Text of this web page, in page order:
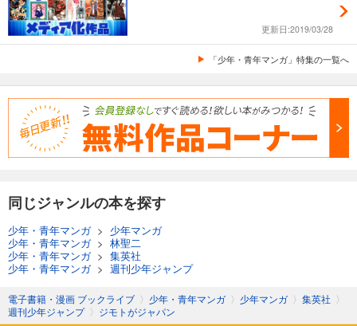
更新日:2019/03/28
「少年・青年マンガ」特集の一覧へ
同じジャンルの本を探す
少年・青年マンガ> 少年マンガ
少年・青年マンガ> 林聖二
少年・青年マンガ> 集英社
少年・青年マンガ> 週刊少年ジャンプ
電子書籍・漫画 ブックライブ 〉 少年・青年マンガ 〉 少年マンガ 〉 集英社 〉
週刊少年ジャンプ 〉 ジモトがジャパン